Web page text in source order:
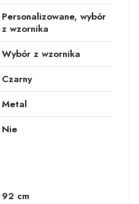
Personalizowane, wybór
z wzornika
Wybór z wzornika
Czarny
Metal
Nie
92 cm